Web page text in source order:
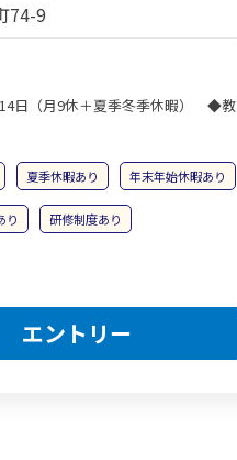
74-9
日（月9休＋夏季冬季休暇） ◆教
夏季休暇あり 年末年始休暇あり
り 研修制度あり
エントリー